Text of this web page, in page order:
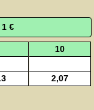
€
10
2,07